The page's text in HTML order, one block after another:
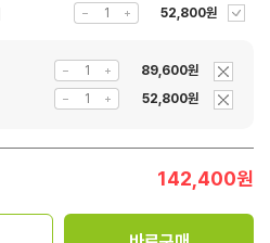
52,800원
89,600원
52,800원
142,400원